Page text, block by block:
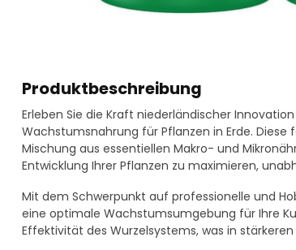
Produktbeschreibung
Erleben Sie die Kraft niederländischer
Wachstumsnahrung für Pflanzen in Erde.
Mischung aus essentiellen Makro- und
Entwicklung Ihrer Pflanzen zu maximieren,
Mit dem Schwerpunkt auf professionelle und
eine optimale Wachstumsumgebung für Ihre
Effektivität des Wurzelsystems, was in